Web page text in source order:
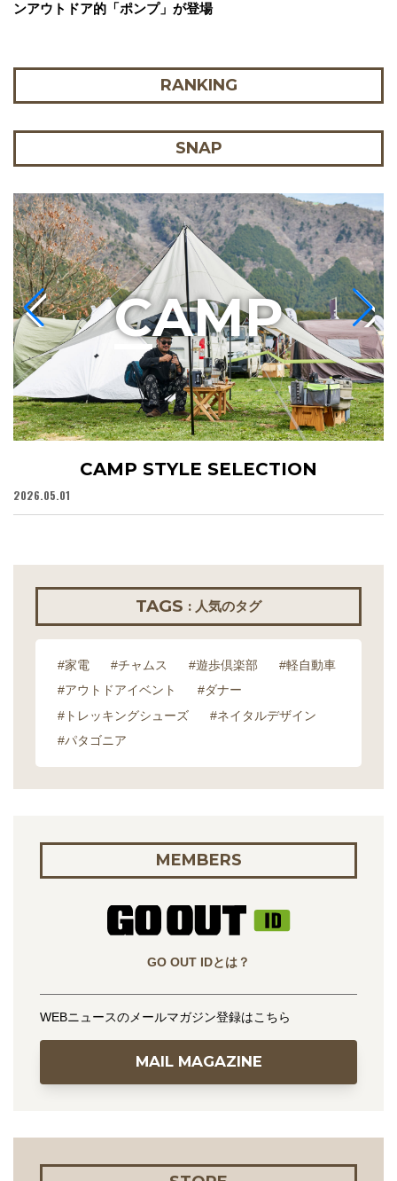
ンアウトドア的「ポンプ」が登場
RANKING
SNAP
CAMP STYLE SELECTION
2026.05.01
CAMP
TAGS : 人気のタグ
#家電 #チャムス #遊歩倶楽部
#軽自動車
#アウトドアイベント
#ダナー
#トレッキングシューズ
#ネイタルデザイン
#パタゴニア
MEMBERS
GO OUT IDとは？
WEBニュースのメールマガジン登録はこちら
MAIL MAGAZINE